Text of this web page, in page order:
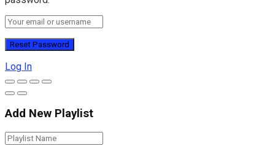
Log In
Add New Playlist